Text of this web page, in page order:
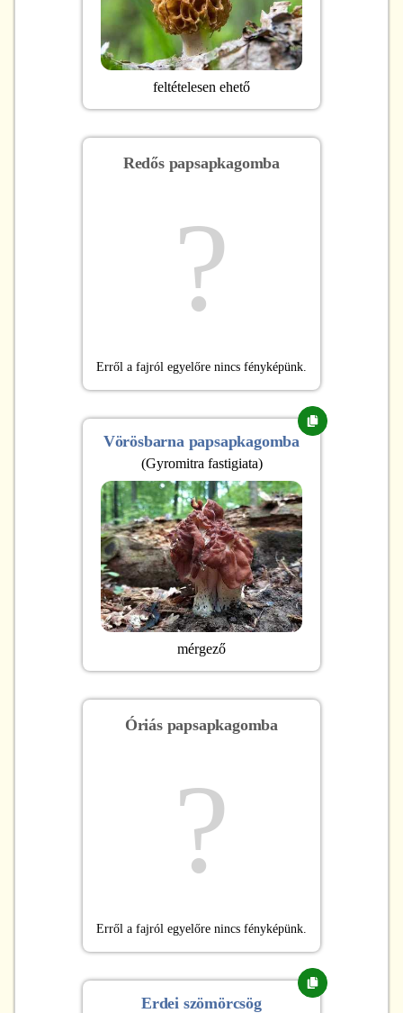
feltételesen ehető
Redős papsapkagomba
?
Erről a fajról egyelőre nincs fényképünk.
Vörösbarna papsapkagomba
(Gyromitra fastigiata)
mérgező
Óriás papsapkagomba
?
Erről a fajról egyelőre nincs fényképünk.
Erdei szömörcsög